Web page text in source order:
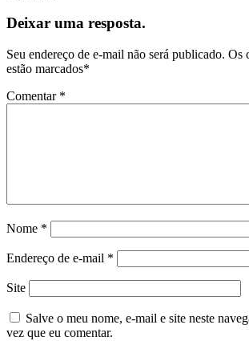
Deixar uma resposta.
Seu endereço de e-mail não será publicado. Os
estão marcados*
Comentar *
Nome *
Endereço de e-mail *
Site
Salve o meu nome, e-mail e site neste
vez que eu comentar.